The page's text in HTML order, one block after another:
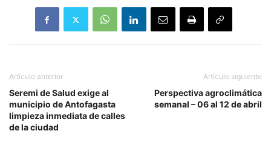
Artículo anterior
Seremi de Salud exige al
municipio de Antofagasta
limpieza inmediata de calles
de la ciudad
Artículo siguiente
Perspectiva agroclimática
semanal – 06 al 12 de abril